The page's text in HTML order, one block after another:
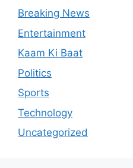
Breaking News
Entertainment
Kaam Ki Baat
Politics
Sports
Technology
Uncategorized